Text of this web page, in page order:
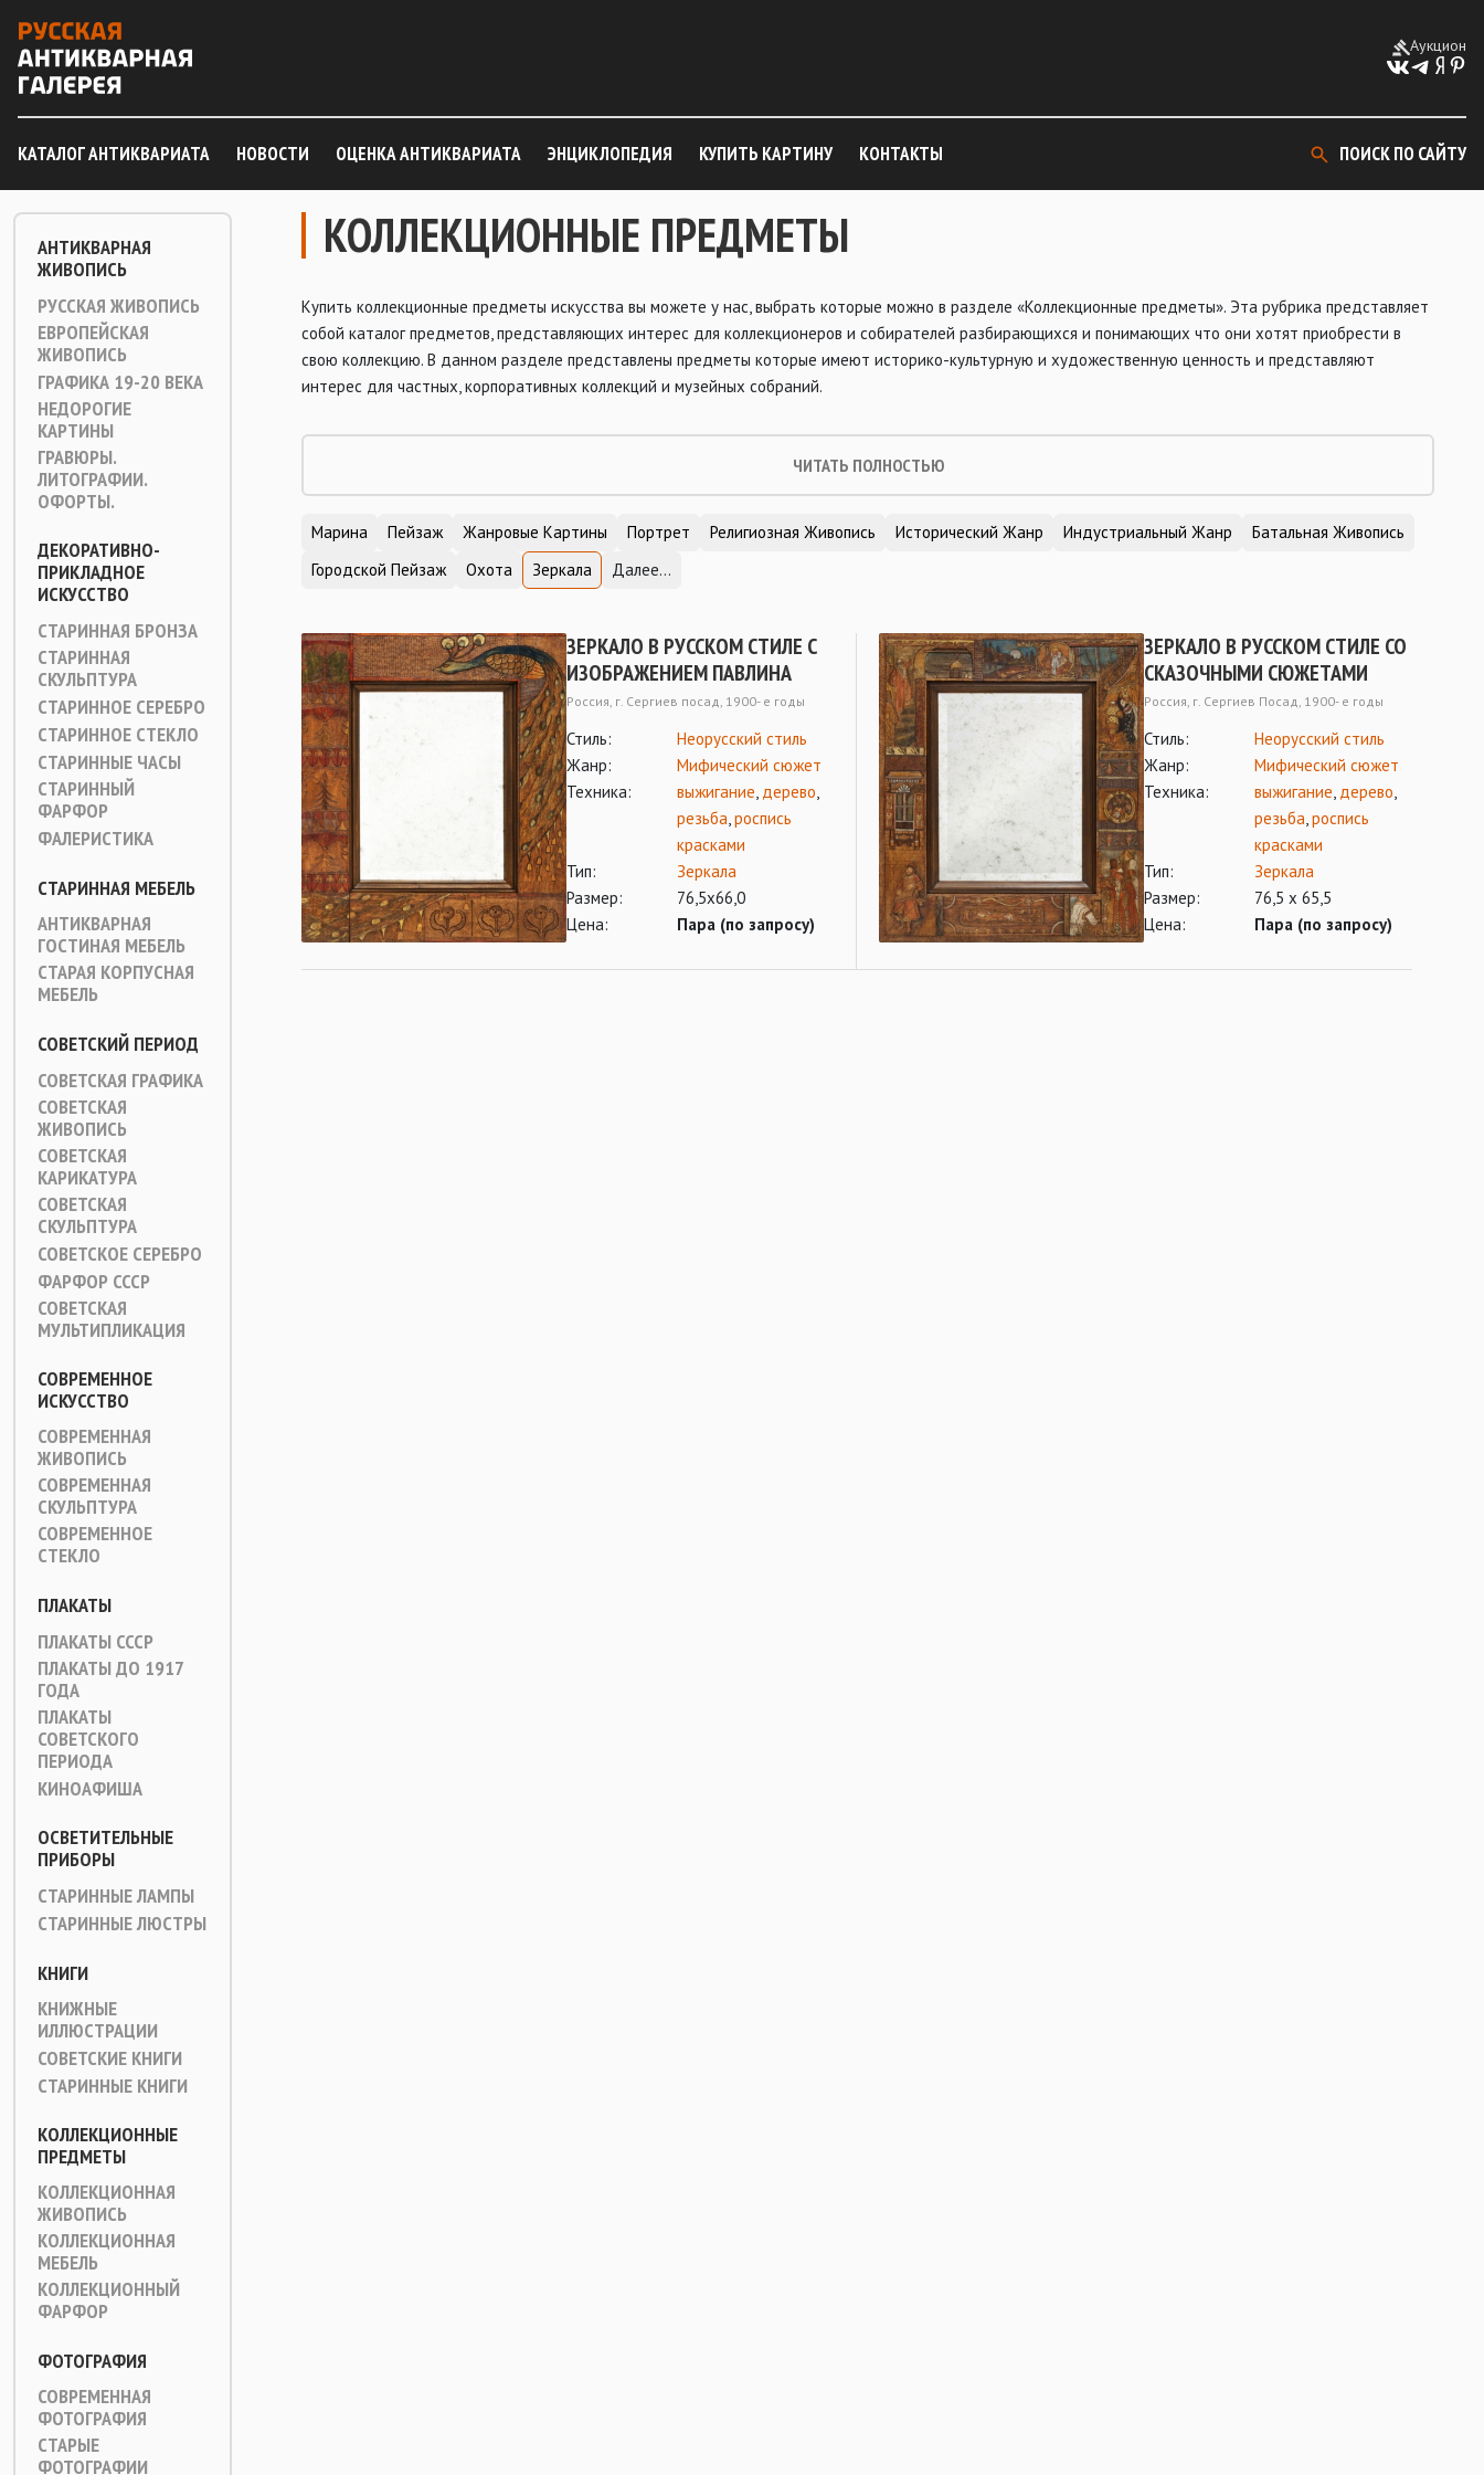
Аукцион
КАТАЛОГ АНТИКВАРИАТА НОВОСТИ ОЦЕНКА АНТИКВАРИАТА ЭНЦИКЛОПЕДИЯ КУПИТЬ КАРТИНУ КОНТАКТЫ ПОИСК ПО САЙТУ
АНТИКВАРНАЯ
ЖИВОПИСЬ
РУССКАЯ ЖИВОПИСЬ
ЕВРОПЕЙСКАЯ
ЖИВОПИСЬ
ГРАФИКА 19-20 ВЕКА
НЕДОРОГИЕ
КАРТИНЫ
ГРАВЮРЫ.
ЛИТОГРАФИИ.
ОФОРТЫ.
ДЕКОРАТИВНО-
ПРИКЛАДНОЕ
ИСКУССТВО
СТАРИННАЯ БРОНЗА
СТАРИННАЯ
СКУЛЬПТУРА
СТАРИННОЕ СЕРЕБРО
СТАРИННОЕ СТЕКЛО
СТАРИННЫЕ ЧАСЫ
СТАРИННЫЙ
ФАРФОР
ФАЛЕРИСТИКА
СТАРИННАЯ МЕБЕЛЬ
АНТИКВАРНАЯ
ГОСТИНАЯ МЕБЕЛЬ
СТАРАЯ КОРПУСНАЯ
МЕБЕЛЬ
СОВЕТСКИЙ ПЕРИОД
СОВЕТСКАЯ ГРАФИКА
СОВЕТСКАЯ
ЖИВОПИСЬ
СОВЕТСКАЯ
КАРИКАТУРА
СОВЕТСКАЯ
СКУЛЬПТУРА
СОВЕТСКОЕ СЕРЕБРО
ФАРФОР СССР
СОВЕТСКАЯ
МУЛЬТИПЛИКАЦИЯ
СОВРЕМЕННОЕ
ИСКУССТВО
СОВРЕМЕННАЯ
ЖИВОПИСЬ
СОВРЕМЕННАЯ
СКУЛЬПТУРА
СОВРЕМЕННОЕ
СТЕКЛО
ПЛАКАТЫ
ПЛАКАТЫ СССР
ПЛАКАТЫ ДО 1917
ГОДА
ПЛАКАТЫ
СОВЕТСКОГО
ПЕРИОДА
КИНОАФИША
ОСВЕТИТЕЛЬНЫЕ
ПРИБОРЫ
СТАРИННЫЕ ЛАМПЫ
СТАРИННЫЕ ЛЮСТРЫ
КНИГИ
КНИЖНЫЕ
ИЛЛЮСТРАЦИИ
СОВЕТСКИЕ КНИГИ
СТАРИННЫЕ КНИГИ
КОЛЛЕКЦИОННЫЕ
ПРЕДМЕТЫ
КОЛЛЕКЦИОННАЯ
ЖИВОПИСЬ
КОЛЛЕКЦИОННАЯ
МЕБЕЛЬ
КОЛЛЕКЦИОННЫЙ
ФАРФОР
ФОТОГРАФИЯ
СОВРЕМЕННАЯ
ФОТОГРАФИЯ
СТАРЫЕ
ФОТОГРАФИИ
КОЛЛЕКЦИОННЫЕ ПРЕДМЕТЫ
Купить коллекционные предметы искусства вы можете у нас, выбрать которые можно в разделе «Коллекционные предметы». Эта рубрика представляет
собой каталог предметов, представляющих интерес для коллекционеров и собирателей разбирающихся и понимающих что они хотят приобрести в
свою коллекцию. В данном разделе представлены предметы которые имеют историко-культурную и художественную ценность и представляют
интерес для частных, корпоративных коллекций и музейных собраний.
ЧИТАТЬ ПОЛНОСТЬЮ
Марина Пейзаж Жанровые Картины Портрет Религиозная Живопись Исторический Жанр Индустриальный Жанр
Батальная Живопись
Городской Пейзаж
Охота Зеркала Далее...
ЗЕРКАЛО В РУССКОМ СТИЛЕ С
ИЗОБРАЖЕНИЕМ ПАВЛИНА
Россия, г. Сергиев посад, 1900- е годы
Стиль:
Неорусский стиль
Жанр:
Мифический сюжет
Техника:
выжигание, дерево,
резьба,роспись
красками
Тип:
Зеркала
Размер:
76,5х66,0
Цена:
Пара (по запросу)
ЗЕРКАЛО В РУССКОМ СТИЛЕ СО
СКАЗОЧНЫМИ СЮЖЕТАМИ
Россия, г. Сергиев Посад, 1900- е годы
Стиль:
Неорусский стиль
Жанр:
Мифический сюжет
Техника:
выжигание, дерево,
резьба,роспись
красками
Тип:
Зеркала
Размер:
76,5 х 65,5
Цена:
Пара (по запросу)